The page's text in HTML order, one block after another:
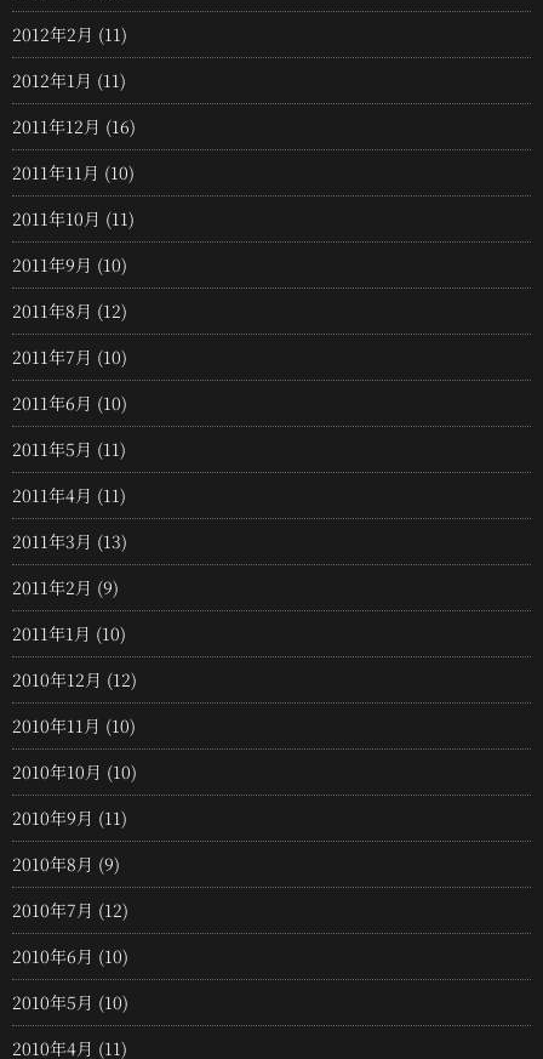
2012年2月 (11)
2012年1月 (11)
2011年12月 (16)
2011年11月 (10)
2011年10月 (11)
2011年9月 (10)
2011年8月 (12)
2011年7月 (10)
2011年6月 (10)
2011年5月 (11)
2011年4月 (11)
2011年3月 (13)
2011年2月 (9)
2011年1月 (10)
2010年12月 (12)
2010年11月 (10)
2010年10月 (10)
2010年9月 (11)
2010年8月 (9)
2010年7月 (12)
2010年6月 (10)
2010年5月 (10)
2010年4月 (11)